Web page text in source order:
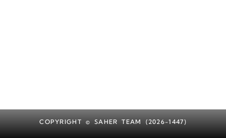
COPYRIGHT © SAHER TEAM (2026-1447)